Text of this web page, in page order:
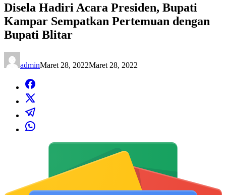
Disela Hadiri Acara Presiden, Bupati
Kampar Sempatkan Pertemuan dengan
Bupati Blitar
adminMaret 28, 2022Maret 28, 2022